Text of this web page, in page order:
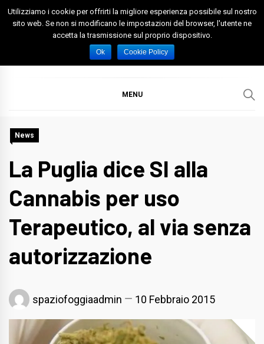
Skip
Spazio Foggia
Foggia News Calcio Eventi e Attività nella Capitanata
MENU
News
La Puglia dice SI alla
Cannabis per uso
Terapeutico, al via senza
autorizzazione
spaziofoggiaadmin 10 Febbraio 2015
Utilizziamo i cookie per offrirti la migliore esperienza possibile sul nostro
sito web. Se non si modificano le impostazioni del browser, l'utente ne
accetta la trasmissione sul proprio dispositivo.
Ok Cookie Policy